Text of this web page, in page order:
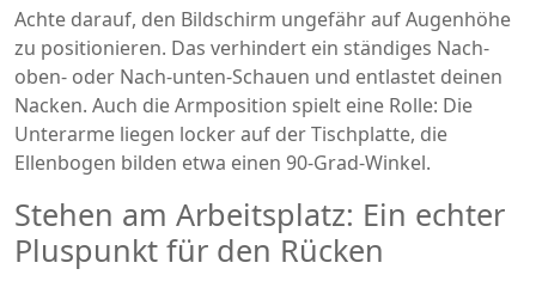
Achte darauf, den Bildschirm ungefähr auf Augenhöhe
zu positionieren. Das verhindert ein ständiges Nach-
oben- oder Nach-unten-Schauen und entlastet deinen
Nacken. Auch die Armposition spielt eine Rolle: Die
Unterarme liegen locker auf der Tischplatte, die
Ellenbogen bilden etwa einen 90-Grad-Winkel.
Stehen am Arbeitsplatz: Ein echter
Pluspunkt für den Rücken